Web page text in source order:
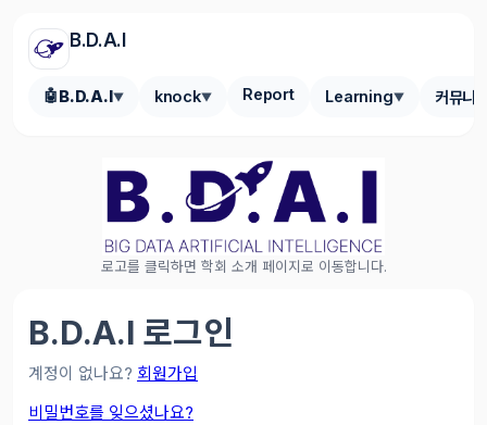
B.D.A.I
🤖B.D.A.I▼ knock▼ Report Learning▼ 커뮤니
로고를 클릭하면 학회 소개 페이지로 이동합니다.
B.D.A.I 로그인
계정이 없나요? 회원가입
비밀번호를 잊으셨나요?